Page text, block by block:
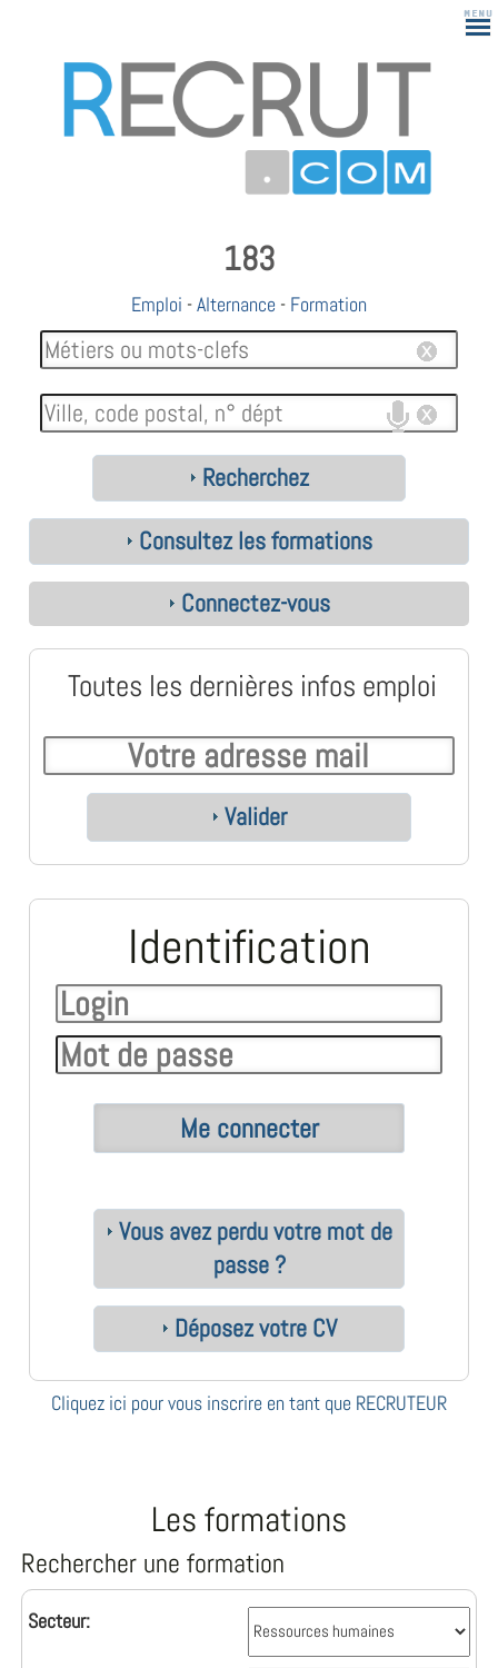
183
Emploi -Alternance - Formation
Recherchez
Consultez les formations
Connectez-vous
Toutes les dernières infos emploi
Valider
Identification
Vous avez perdu votre mot de
passe ?
Déposez votre CV
Cliquez ici pour vous inscrire en tant que RECRUTEUR
Les formations
Rechercher une formation
Secteur: